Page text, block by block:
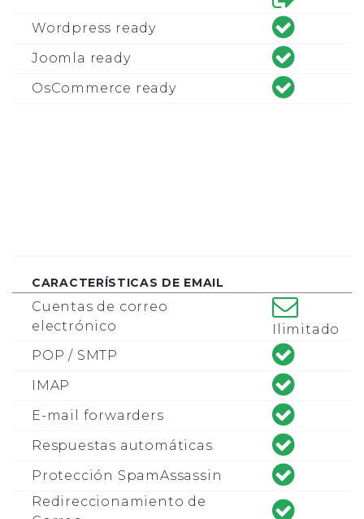
Wordpress ready
Joomla ready
OsCommerce ready
CARACTERÍSTICAS DE EMAIL
Cuentas de correo
electrónico
Ilimitado
POP / SMTP
IMAP
E-mail forwarders
Respuestas automáticas
Protección SpamAssassin
Redireccionamiento de